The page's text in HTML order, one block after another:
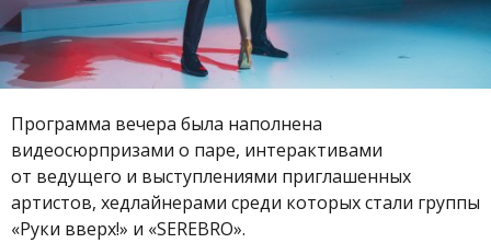
Программа вечера была наполнена
видеосюрпризами о паре, интерактивами
от ведущего и выступлениями приглашенных
артистов, хедлайнерами среди которых стали группы
«Руки вверх!» и «SEREBRO».